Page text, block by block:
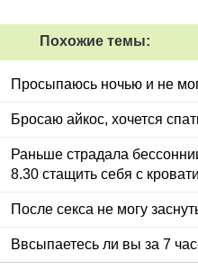
Похожие темы:
Просыпаюсь ночью и не
Бросаю айкос, хочется
Раньше страдала
8.30 стащить себя с
После секса не могу
Ввсыпаетесь ли вы за 7